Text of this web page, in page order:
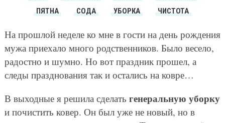
ПЯТНА
СОДА УБОРКА ЧИСТОТА
На прошлой неделе ко мне в гости на день рождения
мужа приехало много родственников. Было весело,
радостно и шумно. Но вот праздник прошел, а
следы празднования так и остались на ковре…
В выходные я решила сделать генеральную уборку
и почистить ковер. Он был уже не новый, но в